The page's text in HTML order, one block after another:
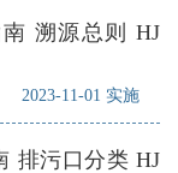
溯源总则 HJ
2023-11-01 实施
排污口分类 HJ